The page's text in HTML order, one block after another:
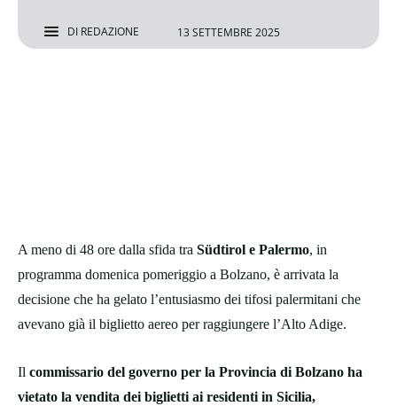
DI REDAZIONE 13 SETTEMBRE 2025
A meno di 48 ore dalla sfida tra Südtirol e Palermo, in
programma domenica pomeriggio a Bolzano, è arrivata la
decisione che ha gelato l’entusiasmo dei tifosi palermitani che
avevano già il biglietto aereo per raggiungere l’Alto Adige.
Il commissario del governo per la Provincia di Bolzano ha
vietato la vendita dei biglietti ai residenti in Sicilia,